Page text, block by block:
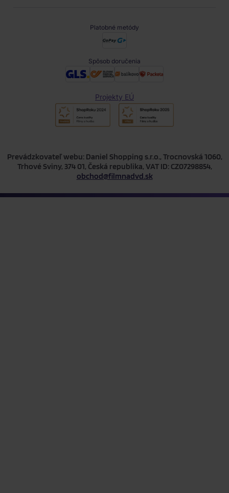
Platobné metódy
Spôsob doručenia
Projekty EÚ
Prevádzkovateľ webu: Daniel Shopping s.r.o., Trocnovská 1060,
Trhové Sviny, 374 01, Česká republika, VAT ID: CZ07298854,
obchod@filmnadvd.sk